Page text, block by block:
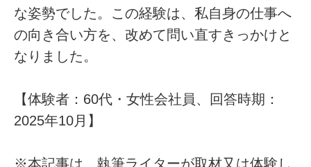
な姿勢でした。この経験は、私自身の仕事へ
の向き合い方を、改めて問い直すきっかけと
なりました。
【体験者：60代・女性会社員、回答時期：
2025年10月】
※本記事は、執筆ライターが取材又は体験し